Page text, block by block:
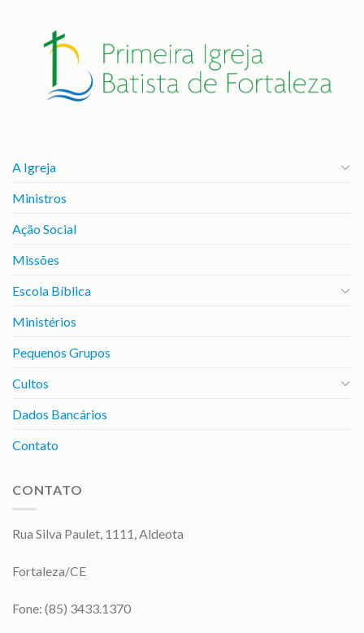
A Igreja
Ministros
Ação Social
Missões
Escola Bíblica
Ministérios
Pequenos Grupos
Cultos
Dados Bancários
Contato
CONTATO
Rua Silva Paulet, 1111, Aldeota
Fortaleza/CE
Fone: (85) 3433.1370